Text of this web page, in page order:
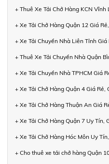
+ Thuê Xe Tải Chở Hàng KCN
+ Xe Tải Chở Hàng Quận 12 Giá
+ Xe Tải Chuyển Nhà Liên Tỉnh
+ Thuê Xe Tải Chuyển Nhà Quận
+ Xe Tải Chuyển Nhà TPHCM Giá
+ Xe Tải Chở Hàng Quận 4 Giá Rẻ,
+ Xe Tải Chở Hàng Thuận An Giá
+ Xe Tải Chở Hàng Quận 7 Uy Tín,
+ Xe Tải Chở Hàng Hóc Môn Uy
+ Cho thuê xe tải chở hàng Quận